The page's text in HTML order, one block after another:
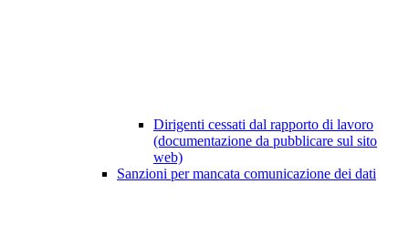
Dirigenti cessati dal rapporto di lavoro
(documentazione da pubblicare sul sito
web)
Sanzioni per mancata comunicazione dei dati